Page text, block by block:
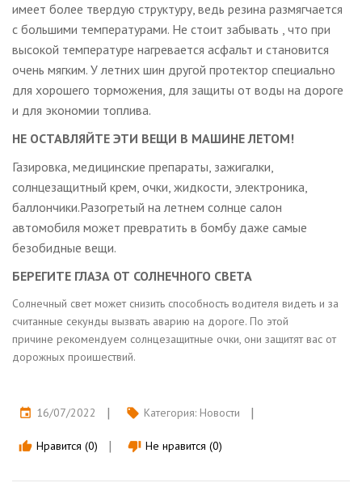
имеет более твердую структуру, ведь резина размягчается
с большими температурами. Не стоит забывать , что при
высокой температуре нагревается асфальт и становится
очень мягким. У летних шин другой протектор специально
для хорошего торможения, для защиты от воды на дороге
и для экономии топлива.
НЕ ОСТАВЛЯЙТЕ ЭТИ ВЕЩИ В МАШИНЕ ЛЕТОМ!
Газировка, медицинские препараты, зажигалки,
солнцезащитный крем, очки, жидкости, электроника,
баллончики.Разогретый на летнем солнце салон
автомобиля может превратить в бомбу даже самые
безобидные вещи.
БЕРЕГИТЕ ГЛАЗА ОТ СОЛНЕЧНОГО СВЕТА
Солнечный свет может снизить способность водителя видеть и за
считанные секунды вызвать аварию на дороге. По этой
причине рекомендуем солнцезащитные очки, они защитят вас от
дорожных проишествий.
event 16/07/2022 local_offer Категория: Новости
thumb_up Нравится (0) thumb_down Не нравится (0)